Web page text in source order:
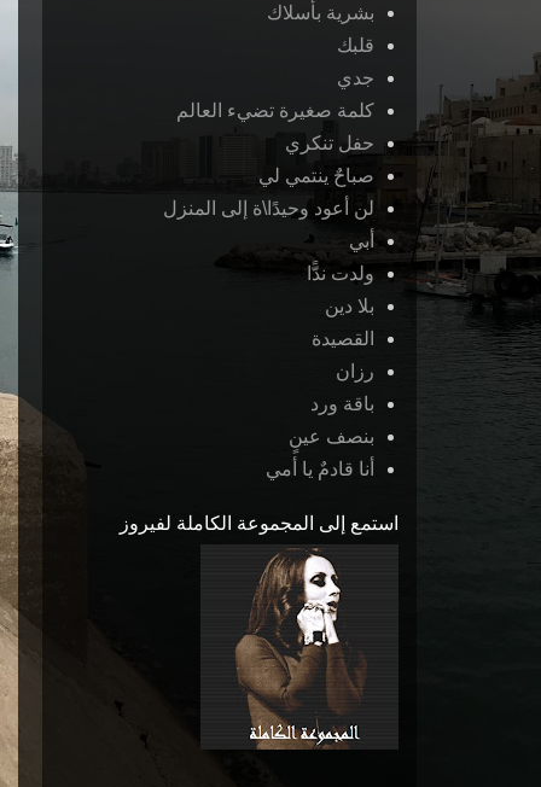
بشرية بأسلاك
قلبك
جدي
كلمة صغيرة تضيء العالم
حفل تنكري
صباحٌ ينتمي لي
لن أعود وحيدًا\ة إلى المنزل
أبي
ولدت ندًّا
بلا دين
القصيدة
رزان
باقة ورد
بنصف عينٍ
أنا قادمٌ يا أمي
استمع إلى المجموعة الكاملة لفيروز